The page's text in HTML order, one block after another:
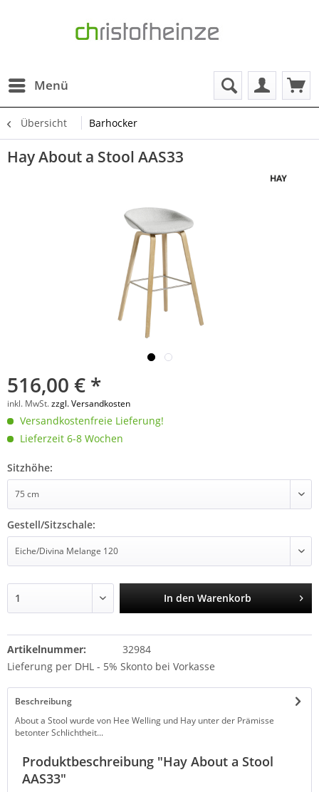
Menü
Übersicht Barhocker
Hay About a Stool AAS33
516,00 € *
inkl. MwSt.zzgl. Versandkosten
Versandkostenfreie Lieferung!
Lieferzeit 6-8 Wochen
Sitzhöhe:
Gestell/Sitzschale:
In den Warenkorb
Artikelnummer:
32984
Lieferung per DHL - 5% Skonto bei Vorkasse
Beschreibung
About a Stool wurde von Hee Welling und Hay unter der Prämisse
betonter Schlichtheit...
Produktbeschreibung "Hay About a Stool
AAS33"